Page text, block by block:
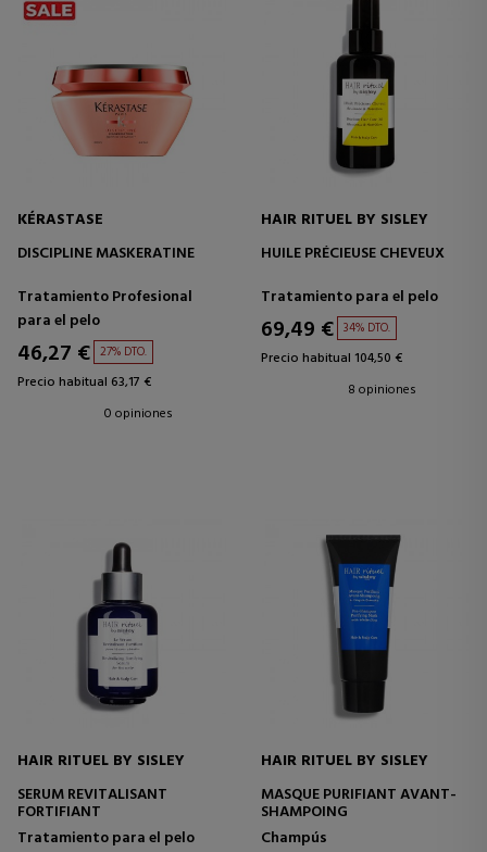
KÉRASTASE
DISCIPLINE MASKERATINE
Tratamiento Profesional
para el pelo
46,27 € 27% DTO.
Precio habitual 63,17 €
0 opiniones
HAIR RITUEL BY SISLEY
HUILE PRÉCIEUSE CHEVEUX
Tratamiento para el pelo
69,49 € 34% DTO.
Precio habitual 104,50 €
8 opiniones
HAIR RITUEL BY SISLEY
SERUM REVITALISANT
FORTIFIANT
Tratamiento para el pelo
HAIR RITUEL BY SISLEY
MASQUE PURIFIANT AVANT-
SHAMPOING
Champús